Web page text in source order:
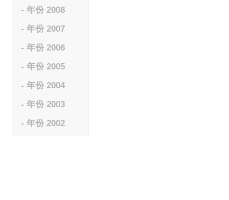
- 年份 2008
- 年份 2007
- 年份 2006
- 年份 2005
- 年份 2004
- 年份 2003
- 年份 2002